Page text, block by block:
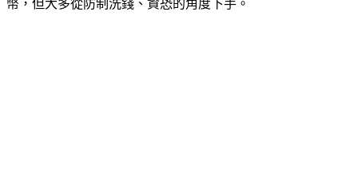
活動以後，當年的G7峰會即達成共識，各國應該納管虛擬貨